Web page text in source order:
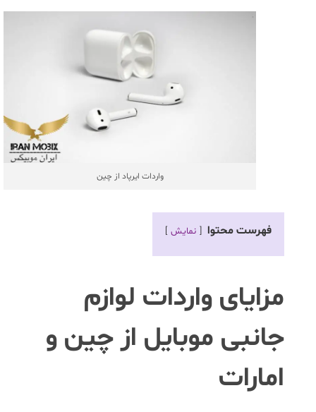
واردات ایرپاد از چین
فهرست محتوا نمایش
مزایای واردات لوازم
جانبی موبایل از چین و
امارات